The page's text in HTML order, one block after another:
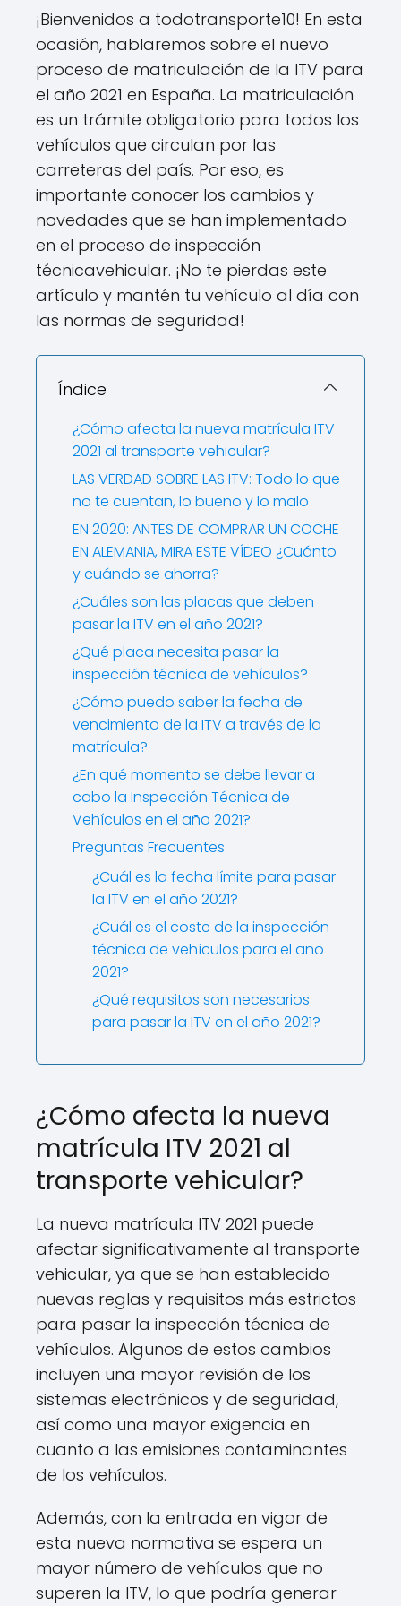
¡Bienvenidos a todotransporte10! En esta
ocasión, hablaremos sobre el nuevo
proceso de matriculación de la ITV para
el año 2021 en España. La matriculación
es un trámite obligatorio para todos los
vehículos que circulan por las
carreteras del país. Por eso, es
importante conocer los cambios y
novedades que se han implementado
en el proceso de inspección
técnicavehicular. ¡No te pierdas este
artículo y mantén tu vehículo al día con
las normas de seguridad!
Índice
¿Cómo afecta la nueva matrícula ITV
2021 al transporte vehicular?
LAS VERDAD SOBRE LAS ITV: Todo lo que
no te cuentan, lo bueno y lo malo
EN 2020: ANTES DE COMPRAR UN COCHE
EN ALEMANIA, MIRA ESTE VÍDEO ¿Cuánto
y cuándo se ahorra?
¿Cuáles son las placas que deben
pasar la ITV en el año 2021?
¿Qué placa necesita pasar la
inspección técnica de vehículos?
¿Cómo puedo saber la fecha de
vencimiento de la ITV a través de la
matrícula?
¿En qué momento se debe llevar a
cabo la Inspección Técnica de
Vehículos en el año 2021?
Preguntas Frecuentes
¿Cuál es la fecha límite para pasar
la ITV en el año 2021?
¿Cuál es el coste de la inspección
técnica de vehículos para el año
2021?
¿Qué requisitos son necesarios
para pasar la ITV en el año 2021?
¿Cómo afecta la nueva
matrícula ITV 2021 al
transporte vehicular?
La nueva matrícula ITV 2021 puede
afectar significativamente al transporte
vehicular, ya que se han establecido
nuevas reglas y requisitos más estrictos
para pasar la inspección técnica de
vehículos. Algunos de estos cambios
incluyen una mayor revisión de los
sistemas electrónicos y de seguridad,
así como una mayor exigencia en
cuanto a las emisiones contaminantes
de los vehículos.
Además, con la entrada en vigor de
esta nueva normativa se espera un
mayor número de vehículos que no
superen la ITV, lo que podría generar